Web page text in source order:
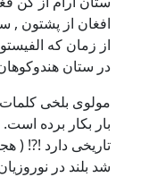
افغان از پشتون ,
از زمان که
در ستان
مولوى بلخى
بار بکار برده
تاريخى دارد !?! (
شد بلند در